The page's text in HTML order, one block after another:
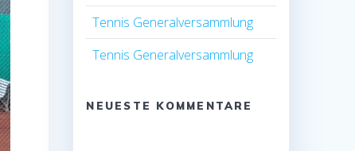
Tennis Generalversammlung
Tennis Generalversammlung
NEUESTE KOMMENTARE